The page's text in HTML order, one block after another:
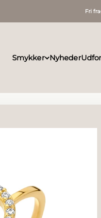
Fri
Smykker Nyheder